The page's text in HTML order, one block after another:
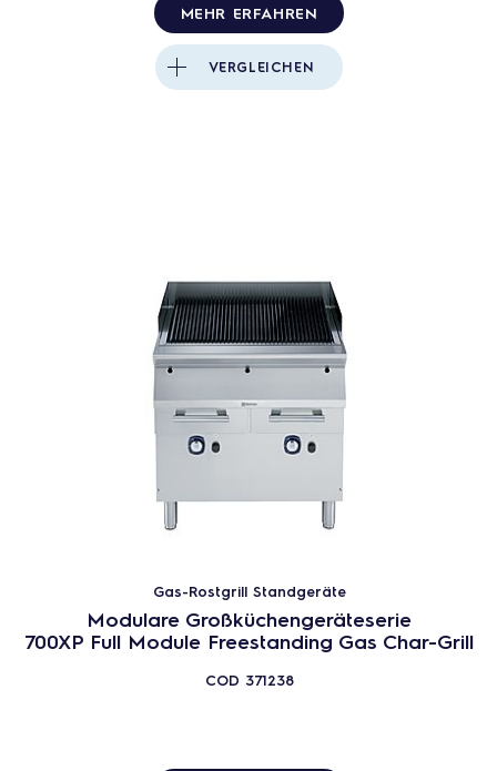
MEHR ERFAHREN
VERGLEICHEN
Gas-Rostgrill Standgeräte
Modulare Großküchengeräteserie
700XP Full Module Freestanding Gas Char-Grill
COD 371238